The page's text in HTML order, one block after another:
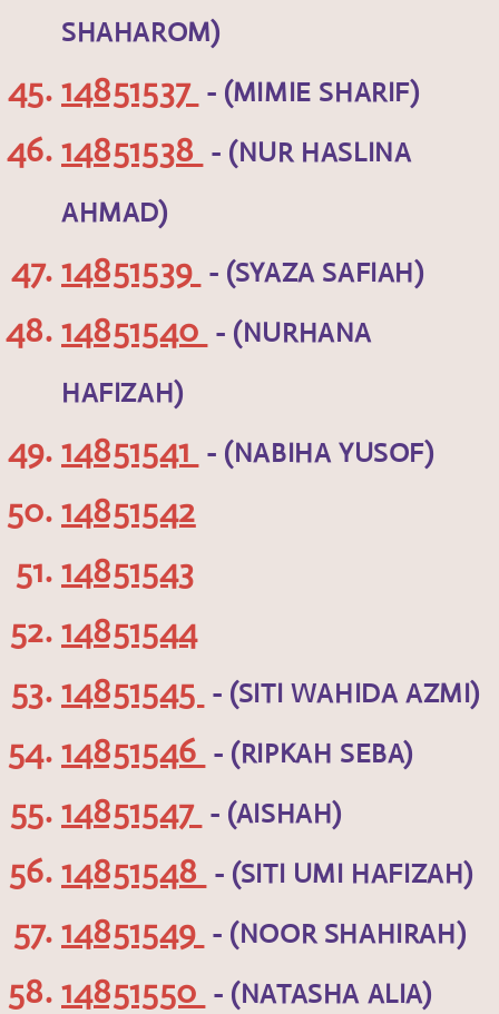
SHAHAROM)
14851537 - (MIMIE SHARIF)
14851538 - (NUR HASLINA
AHMAD)
14851539 - (SYAZA SAFIAH)
14851540 - (NURHANA
HAFIZAH)
14851541 - (NABIHA YUSOF)
14851542
14851543
14851544
14851545 - (SITI WAHIDA AZMI)
14851546 - (RIPKAH SEBA)
14851547 - (AISHAH)
14851548 - (SITI UMI HAFIZAH)
14851549 - (NOOR SHAHIRAH)
14851550 - (NATASHA ALIA)